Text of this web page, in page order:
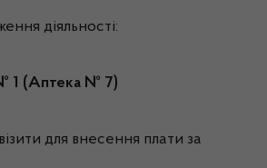
діяльності:
1 (Аптека № 7)
для внесення плати за